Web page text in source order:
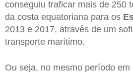
conseguiu traficar mais de 250
da costa equatoriana para os
2013 e 2017, através de um
transporte marítimo.
Ou seja, no mesmo período